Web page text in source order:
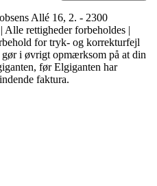
Allé 16, 2. - 2300
rettigheder forbeholdes |
for tryk- og korrekturfejl
i øvrigt opmærksom på at din
før Elgiganten har
faktura.